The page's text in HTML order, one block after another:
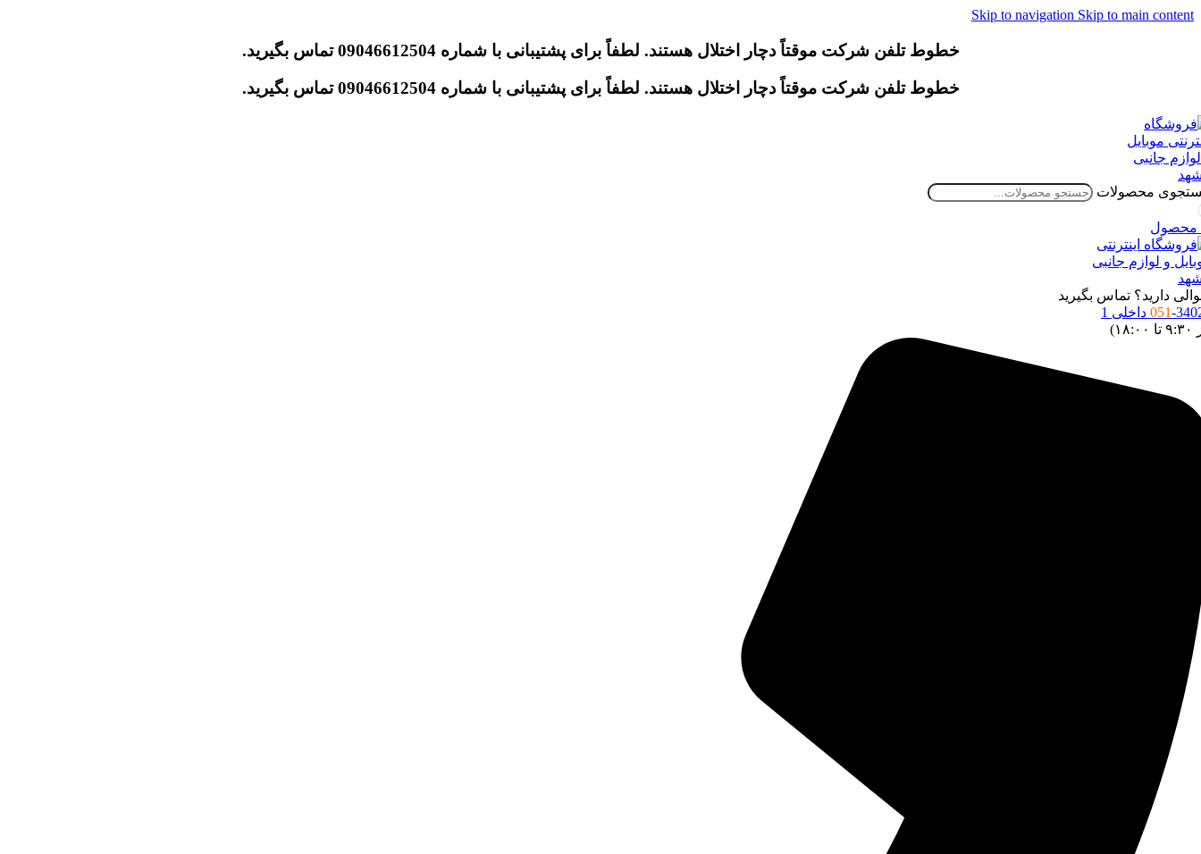
Skip to navigation Skip to main content
خطوط تلفن شرکت موقتاً دچار اختلال هستند. لطفاً برای پشتیبانی با شماره 09046612504 تماس بگیرید.
خطوط تلفن شرکت موقتاً دچار اختلال هستند. لطفاً برای پشتیبانی با شماره 09046612504 تماس بگیرید.
محصولات
محصول
دارید؟ تماس بگیرید
051داخلی 1